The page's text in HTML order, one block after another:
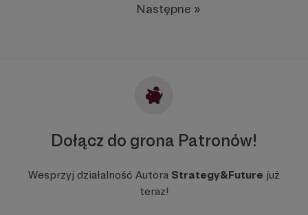
Następne »
Dołącz do grona Patronów!
Wesprzyj działalność Autora Strategy&Future już
teraz!